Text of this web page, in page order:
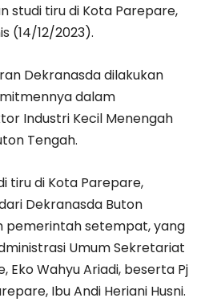
studi tiru di Kota Parepare,
(14/12/2023).
Dekranasda dilakukan
dalam
Industri Kecil Menengah
Tengah.
tiru di Kota Parepare,
Dekranasda Buton
pemerintah setempat, yang
Umum Sekretariat
Eko Wahyu Ariadi, beserta Pj
Ibu Andi Heriani Husni.